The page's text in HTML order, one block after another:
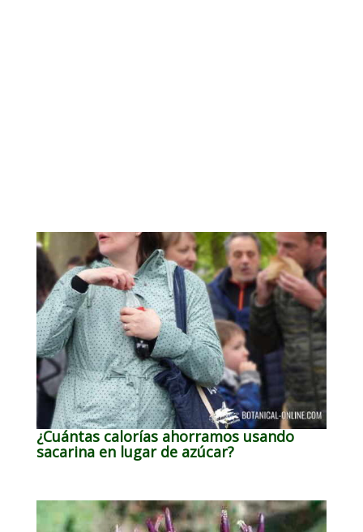
¿Cuántas calorías ahorramos usando
sacarina en lugar de azúcar?